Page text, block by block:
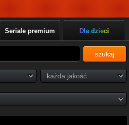
Seriale premium Dla dzieci
szukaj